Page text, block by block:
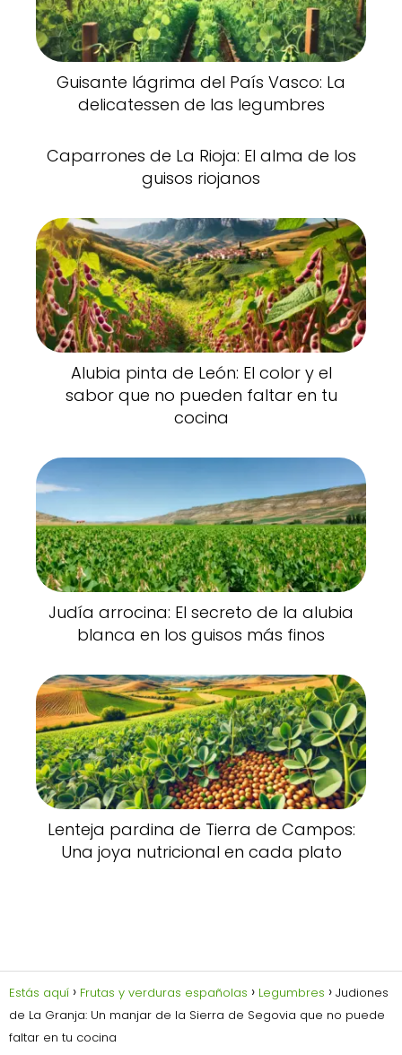
Guisante lágrima del País Vasco: La
delicatessen de las legumbres
Caparrones de La Rioja: El alma de los
guisos riojanos
Alubia pinta de León: El color y el
sabor que no pueden faltar en tu
cocina
Judía arrocina: El secreto de la alubia
blanca en los guisos más finos
Lenteja pardina de Tierra de Campos:
Una joya nutricional en cada plato
Estás aquí Frutas y verduras españolas Legumbres
Judiones
de La Granja: Un manjar de la Sierra de Segovia que no puede
faltar en tu cocina